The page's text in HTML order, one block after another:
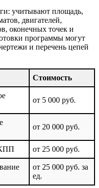
учитывают площадь,
двигателей,
оконечных точек и
программы могут
и перечень цепей
Стоимость
от 5 000 руб.
от 20 000 руб.
КПП от 25 000 руб.
от 25 000 руб. за
ед.